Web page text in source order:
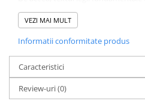
cetatenii acestei tari.
Editia a 8-a (rev.) a lucrarii,
si 3 acte normative conexe
Legea cetateniei romane nr.
Legea nr. 47/1992 privind
Constitutionale;
Legea nr. 35/1997 privind
institutiei Avocatul
VEZI MAI MULT
Informatii conformitate produs
Caracteristici
Review-uri(0)